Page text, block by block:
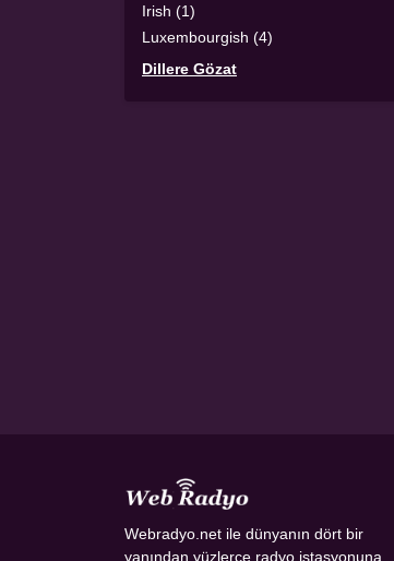
Irish (1)
Luxembourgish (4)
Dillere Gözat
Webradyo.net ile dünyanın dört bir
yanından yüzlerce radyo istasyonuna